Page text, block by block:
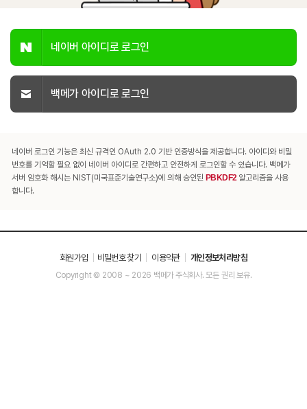
네이버 아이디로 로그인
백메가 아이디로 로그인
네이버 로그인 기능은 최신 규격인 OAuth 2.0 기반 인증방식을 제공합니다. 아이디와 비밀
번호를 기억할 필요 없이 네이버 아이디로 간편하고 안전하게 로그인할 수 있습니다. 백메가
서버 암호화 해시는 NIST(미국표준기술연구소)에 의해 승인된 PBKDF2알고리즘을 사용
합니다.
회원가입 비밀번호 찾기 이용약관 개인정보처리방침
Copyright © 2008 ~ 2026 백메가 주식회사. 모든 권리 보유.